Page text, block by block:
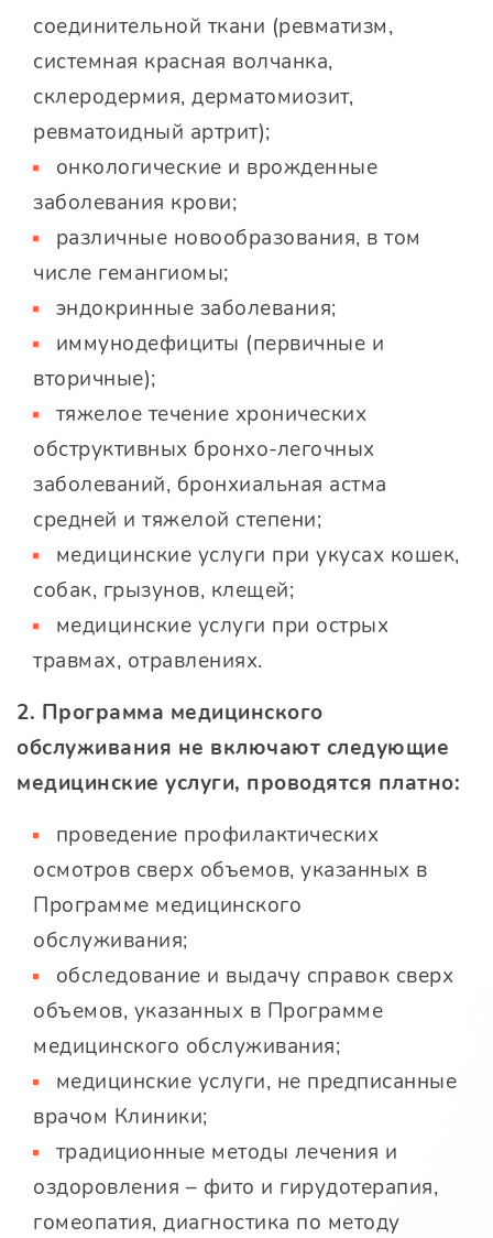
соединительной ткани (ревматизм,
системная красная волчанка,
склеродермия, дерматомиозит,
ревматоидный артрит);
онкологические и врожденные
заболевания крови;
различные новообразования, в том
числе гемангиомы;
эндокринные заболевания;
иммунодефициты (первичные и
вторичные);
тяжелое течение хронических
обструктивных бронхо-легочных
заболеваний, бронхиальная астма
средней и тяжелой степени;
медицинские услуги при укусах кошек,
собак, грызунов, клещей;
медицинские услуги при острых
травмах, отравлениях.
2. Программа медицинского
обслуживания не включают следующие
медицинские услуги, проводятся платно:
проведение профилактических
осмотров сверх объемов, указанных в
Программе медицинского
обслуживания;
обследование и выдачу справок сверх
объемов, указанных в Программе
медицинского обслуживания;
медицинские услуги, не предписанные
врачом Клиники;
традиционные методы лечения и
оздоровления – фито и гирудотерапия,
гомеопатия, диагностика по методу